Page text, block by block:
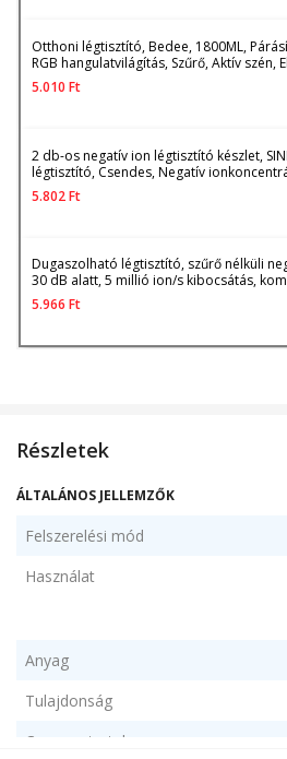
Otthoni légtisztító, Bedee, 1800ML,
RGB hangulatvilágítás, Szűrő, Aktív
Elpusztítja a baktériumokat, Otthonra,
Babaszobába, Autóba, Kék
5.010 Ft
2 db-os negatív ion légtisztító készlet,
légtisztító, Csendes, Negatív
lefedettség, Otthoni, irodai használatra
szagok ellen, ABS, 118*36*42mm, Fehér
5.802Ft
Dugaszolható légtisztító, szűrő nélküli
30 dB alatt, 5 millió ion/s kibocsátás,
5.966 Ft
Részletek
ÁLTALÁNOS JELLEMZŐK
Felszerelési mód
Használat
Anyag
Tulajdonság
Csomag tartalma